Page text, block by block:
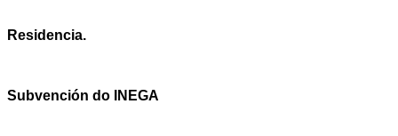
Residencia.
Subvención do INEGA